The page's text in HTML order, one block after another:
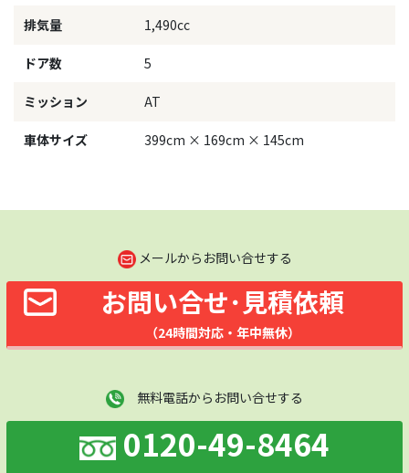
排気量 1,490cc
ドア数 5
ミッション AT
車体サイズ 399cm × 169cm × 145cm
メールからお問い合せする
お問い合せ･見積依頼
（24時間対応・年中無休）
無料電話からお問い合せする
0120-49-8464